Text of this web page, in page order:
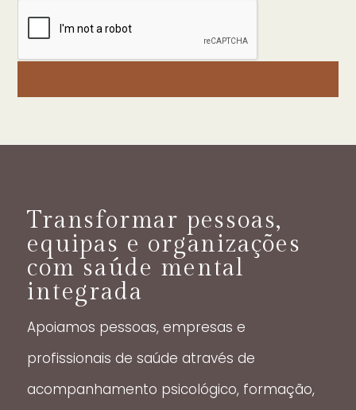
Transformar pessoas,
equipas e organizações
com saúde mental
integrada
Apoiamos pessoas, empresas e
profissionais de saúde através de
acompanhamento psicológico, formação,